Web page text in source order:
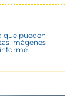
que pueden
imágenes